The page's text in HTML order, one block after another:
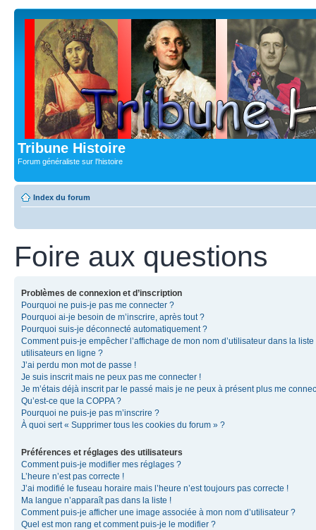
Tribune Histoire
Forum généraliste sur l'histoire
Index du forum
Foire aux questions
Problèmes de connexion et d’inscription
Pourquoi ne puis-je pas me connecter ?
Pourquoi ai-je besoin de m’inscrire, après tout ?
Pourquoi suis-je déconnecté automatiquement ?
Comment puis-je empêcher l’affichage de mon nom d’utilisateur dans la liste
utilisateurs en ligne ?
J’ai perdu mon mot de passe !
Je suis inscrit mais ne peux pas me connecter !
Je m’étais déjà inscrit par le passé mais je ne peux à présent plus me
Qu’est-ce que la COPPA ?
Pourquoi ne puis-je pas m’inscrire ?
À quoi sert « Supprimer tous les cookies du forum » ?
Préférences et réglages des utilisateurs
Comment puis-je modifier mes réglages ?
L’heure n’est pas correcte !
J’ai modifié le fuseau horaire mais l’heure n’est toujours pas correcte !
Ma langue n’apparaît pas dans la liste !
Comment puis-je afficher une image associée à mon nom d’utilisateur ?
Quel est mon rang et comment puis-je le modifier ?